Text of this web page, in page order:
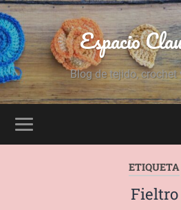
Espacio
Blog de tejido, crochet
ETIQUETA
Fieltro